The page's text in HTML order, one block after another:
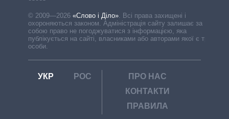
© 2009—2026 «Слово і Діло» Всі права захищені і
охороняються законом. Адміністрація сайту залишає за
собою право не погоджуватися з інформацією, яка
публікується на сайті, власниками або авторами якої є треті
особи.
УКР РОС
ПРО НАС
КОНТАКТИ
ПРАВИЛА